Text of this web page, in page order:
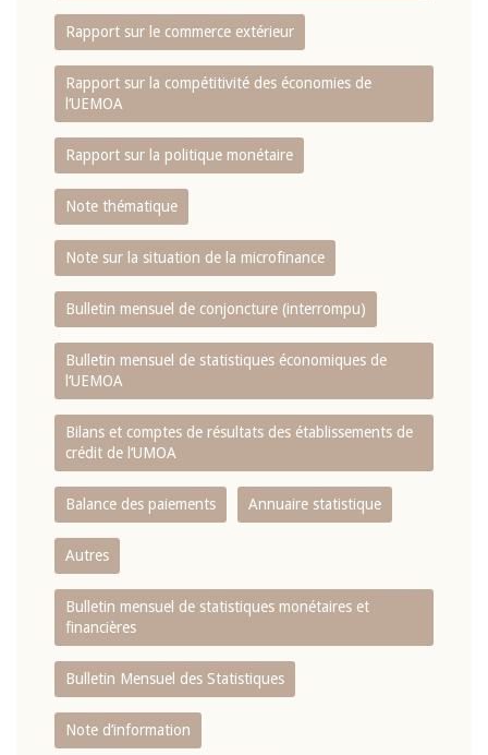
Rapport sur le commerce extérieur
Rapport sur la compétitivité des économies de
l‘UEMOA
Rapport sur la politique monétaire
Note thématique
Note sur la situation de la microfinance
Bulletin mensuel de conjoncture (interrompu)
Bulletin mensuel de statistiques économiques de
l‘UEMOA
Bilans et comptes de résultats des établissements de
crédit de l‘UMOA
Balance des paiements Annuaire statistique
Autres
Bulletin mensuel de statistiques monétaires et
financières
Bulletin Mensuel des Statistiques
Note d’information